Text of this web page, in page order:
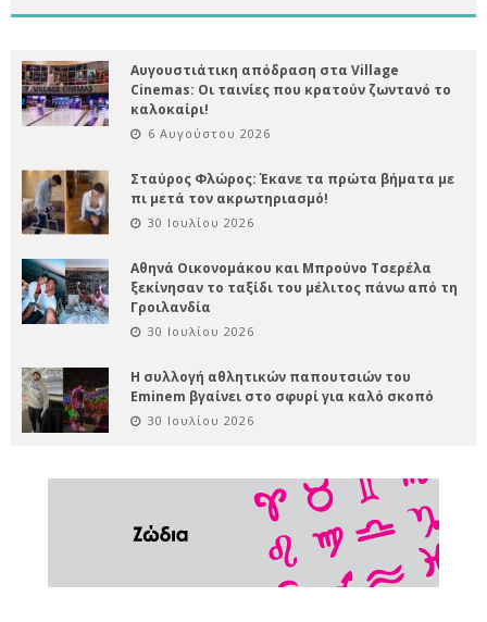
Αυγουστιάτικη απόδραση στα Village
Cinemas: Οι ταινίες που κρατούν ζωντανό το
καλοκαίρι!
6 Αυγούστου 2026
Σταύρος Φλώρος: Έκανε τα πρώτα βήματα με
πι μετά τον ακρωτηριασμό!
30 Ιουλίου 2026
Αθηνά Οικονομάκου και Μπρούνο Τσερέλα
ξεκίνησαν το ταξίδι του μέλιτος πάνω από τη
Γροιλανδία
30 Ιουλίου 2026
Η συλλογή αθλητικών παπουτσιών του
Eminem βγαίνει στο σφυρί για καλό σκοπό
30 Ιουλίου 2026